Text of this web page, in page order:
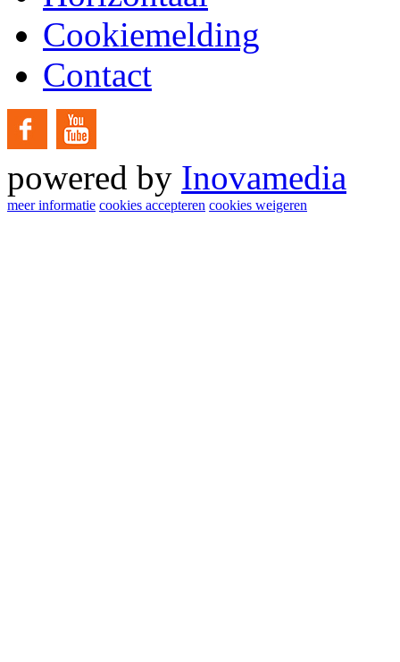
Cookiemelding
Contact
powered by Inovamedia
meer informatie cookies accepteren cookies weigeren